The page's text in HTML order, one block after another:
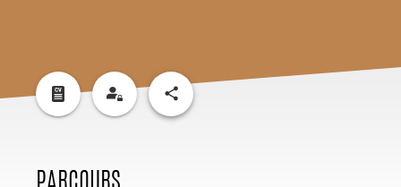
share